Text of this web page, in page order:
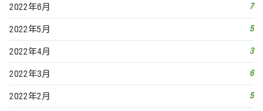
2022年6月 7
2022年5月 5
2022年4月 3
2022年3月 6
2022年2月 5